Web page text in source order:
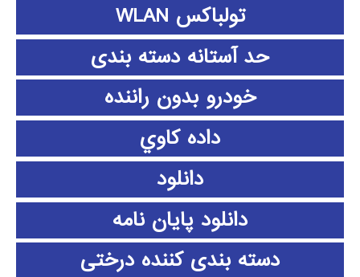
تولباکس WLAN
حد آستانه دسته بندی
خودرو بدون راننده
داده كاوي
دانلود
دانلود پايان نامه
دسته بندی کننده درختی